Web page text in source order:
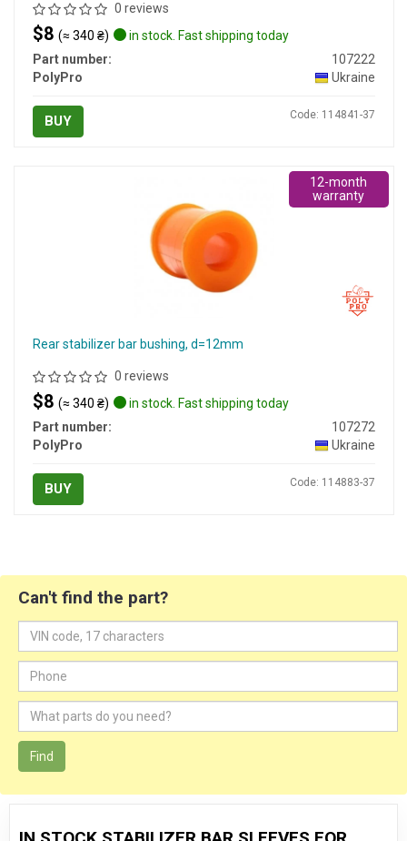
0 reviews
$8 (≈ 340 ₴)
in stock. Fast shipping today
Part number:
107222
PolyPro
Ukraine
BUY Code: 114841-37
Rear stabilizer bar bushing, d=12mm
0 reviews
$8 (≈ 340 ₴)
in stock. Fast shipping today
Part number:
107272
PolyPro
Ukraine
BUY Code: 114883-37
12-month
warranty
Can't find the part?
Find